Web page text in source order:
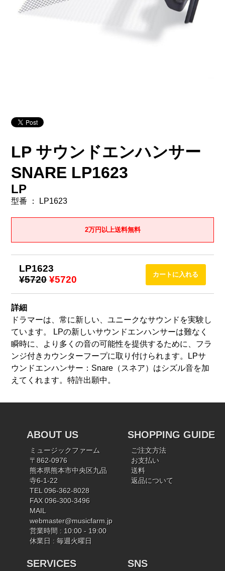
LP サウンドエンハンサー
SNARE LP1623
LP
型番 ： LP1623
2万円以上送料無料
LP1623
¥5720 ¥5720
詳細
ドラマーは、常に新しい、ユニークなサウンドを実験し
ています。 LPの新しいサウンドエンハンサーは難なく
瞬時に、より多くの音の可能性を提供するために、フラ
ンジ付きカウンターフープに取り付けられます。LPサ
ウンドエンハンサー：Snare（スネア）はシズル音を加
えてくれます。特許出願中。
ABOUT US
ミュージックファーム
〒862-0976
熊本県熊本市中央区九品
寺6-1-22
TEL 096-362-8028
FAX 096-300-3496
MAIL
webmaster@musicfarm.jp
営業時間 : 10:00 - 19:00
休業日 : 毎週火曜日
SHOPPING GUIDE
ご注文方法
お支払い
送料
返品について
SERVICES SNS